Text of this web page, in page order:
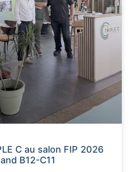
C au salon FIP 2026
B12-C11